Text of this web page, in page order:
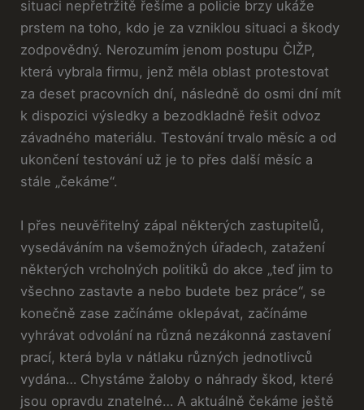
situaci nepřetržitě řešíme a policie brzy ukáže
prstem na toho, kdo je za vzniklou situaci a škody
zodpovědný. Nerozumím jenom postupu ČIŽP,
která vybrala firmu, jenž měla oblast protestovat
za deset pracovních dní, následně do osmi dní mít
k dispozici výsledky a bezodkladně řešit odvoz
závadného materiálu. Testování trvalo měsíc a od
ukončení testování už je to přes další měsíc a
stále „čekáme“.
I přes neuvěřitelný zápal některých zastupitelů,
vysedáváním na všemožných úřadech, zatažení
některých vrcholných politiků do akce „teď jim to
všechno zastavte a nebo budete bez práce“, se
konečně zase začínáme oklepávat, začínáme
vyhrávat odvolání na různá nezákonná zastavení
prací, která byla v nátlaku různých jednotlivců
vydána… Chystáme žaloby o náhrady škod, které
jsou opravdu znatelné… A aktuálně čekáme ještě